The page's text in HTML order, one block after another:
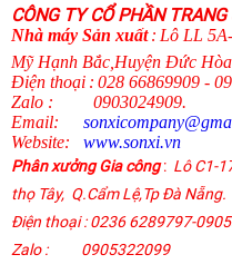
CÔNG TY CỔ PHẦN
Nhà máy Sản xuất : Lô LL
Mỹ Hạnh Bắc,Huyện Đức
Điện thoại : 028 66869909 -
Zalo :
Email:
Website:
www.sonxi.vn
Phân xưởng Gia công: Lô C1-
thọ Tây, Q.Cẩm Lệ,Tp Đà Nẵng.
Điện thoại : 0236 6289797-
Zalo : 0905322099